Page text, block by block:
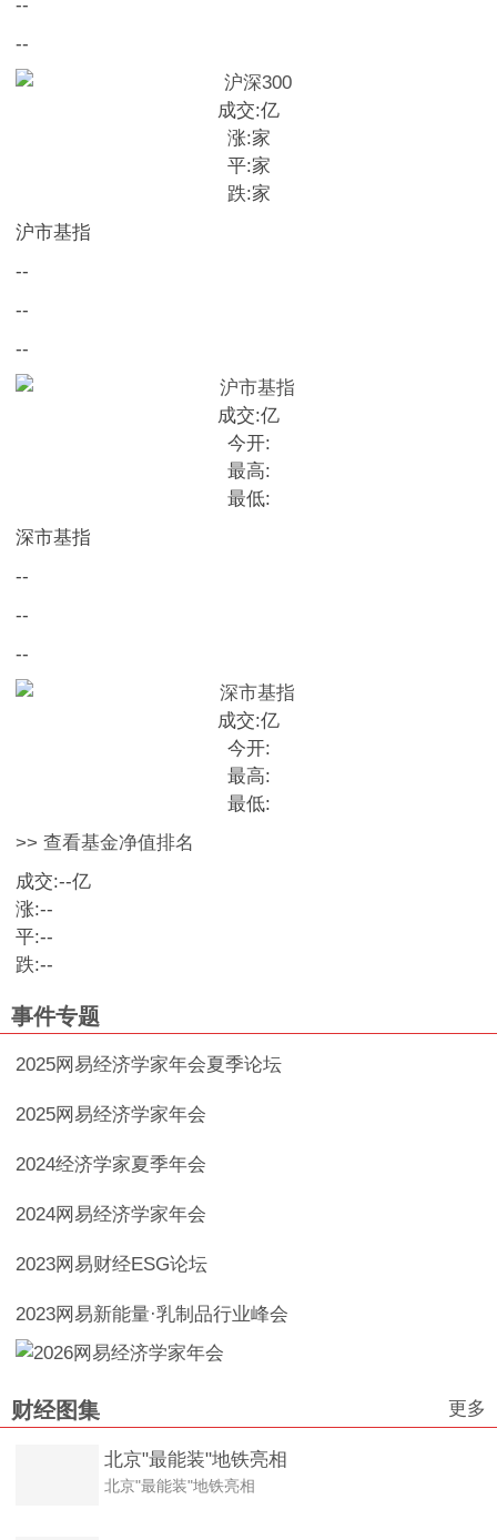
--
--
成交:亿
涨:家
平:家
跌:家
沪市基指
--
--
--
成交:亿
今开:
最高:
最低:
深市基指
--
--
--
成交:亿
今开:
最高:
最低:
>> 查看基金净值排名
成交:--亿
涨:--
平:--
跌:--
事件专题
2025网易经济学家年会夏季论坛
2025网易经济学家年会
2024经济学家夏季年会
2024网易经济学家年会
2023网易财经ESG论坛
2023网易新能量·乳制品行业峰会
财经图集 更多
北京"最能装"地铁亮相
北京"最能装"地铁亮相